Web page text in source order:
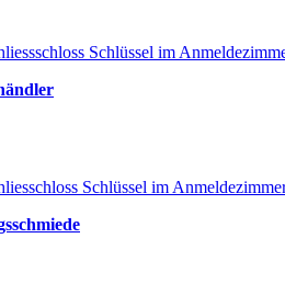
Schlüssel im
Schlüssel im